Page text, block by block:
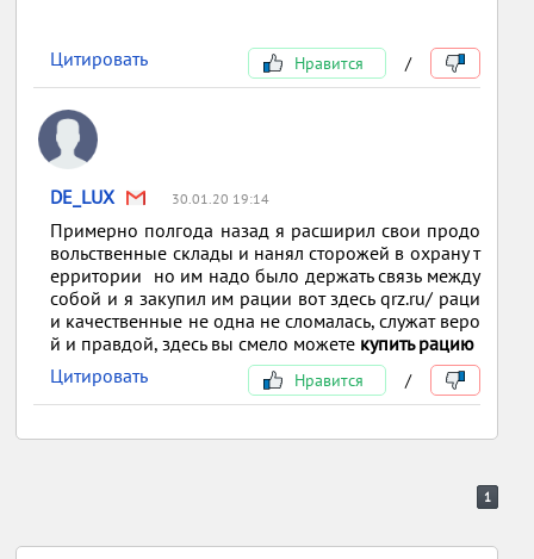
Цитировать Нравится /
DE_LUX 30.01.20 19:14
Примерно полгода назад я расширил свои продо
вольственные склады и нанял сторожей в охрану т
ерритории но им надо было держать связь между
собой и я закупил им рации вот здесь qrz.ru/ раци
и качественные не одна не сломалась, служат веро
й и правдой, здесь вы смело можете купить рацию
Цитировать
Нравится /
1